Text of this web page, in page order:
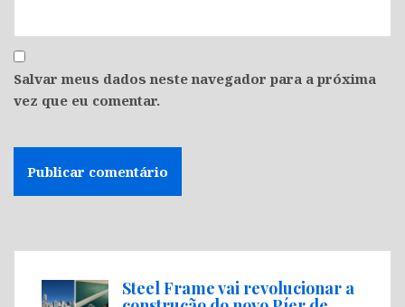
Salvar meus dados neste navegador para a próxima
vez que eu comentar.
Steel Frame vai revolucionar a